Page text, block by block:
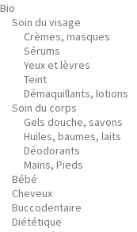
Bio
Soin du visage
Crèmes, masques
Sérums
Yeux et lèvres
Teint
Démaquillants, lotions
Soin du corps
Gels douche, savons
Huiles, baumes, laits
Déodorants
Mains, Pieds
Bébé
Cheveux
Buccodentaire
Diététique